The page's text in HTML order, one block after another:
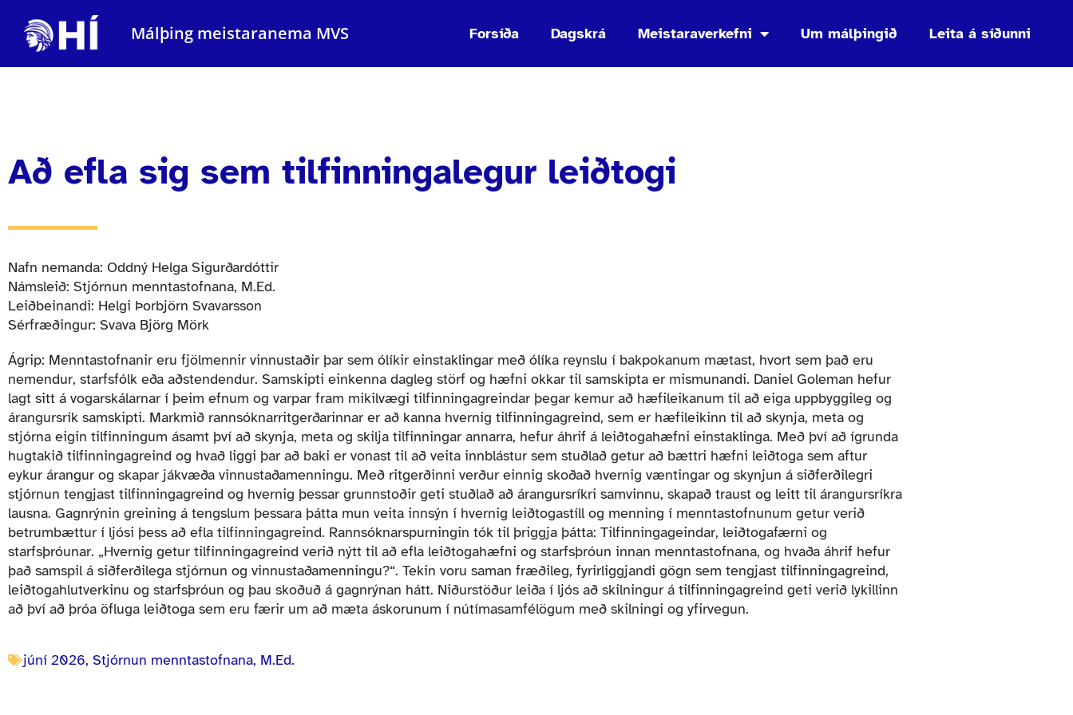
Málþing meistaranema MVS Forsíða Dagskrá Meistaraverkefni Um málþingið Leita á síðunni
Að efla sig sem tilfinningalegur leiðtogi
Nafn nemanda: Oddný Helga Sigurðardóttir
Námsleið: Stjórnun menntastofnana, M.Ed.
Leiðbeinandi: Helgi Þorbjörn Svavarsson
Sérfræðingur: Svava Björg Mörk
Ágrip: Menntastofnanir eru fjölmennir vinnustaðir þar sem ólíkir einstaklingar með ólíka reynslu í bakpokanum mætast, hvort sem það eru
nemendur, starfsfólk eða aðstendendur. Samskipti einkenna dagleg störf og hæfni okkar til samskipta er mismunandi. Daniel Goleman hefur
lagt sitt á vogarskálarnar í þeim efnum og varpar fram mikilvægi tilfinningagreindar þegar kemur að hæfileikanum til að eiga uppbyggileg og
árangursrík samskipti. Markmið rannsóknarritgerðarinnar er að kanna hvernig tilfinningagreind, sem er hæfileikinn til að skynja, meta og
stjórna eigin tilfinningum ásamt því að skynja, meta og skilja tilfinningar annarra, hefur áhrif á leiðtogahæfni einstaklinga. Með því að ígrunda
hugtakið tilfinningagreind og hvað liggi þar að baki er vonast til að veita innblástur sem stuðlað getur að bættri hæfni leiðtoga sem aftur
eykur árangur og skapar jákvæða vinnustaðamenningu. Með ritgerðinni verður einnig skoðað hvernig væntingar og skynjun á siðferðilegri
stjórnun tengjast tilfinningagreind og hvernig þessar grunnstoðir geti stuðlað að árangursríkri samvinnu, skapað traust og leitt til árangursríkra
lausna. Gagnrýnin greining á tengslum þessara þátta mun veita innsýn í hvernig leiðtogastíll og menning í menntastofnunum getur verið
betrumbættur í ljósi þess að efla tilfinningagreind. Rannsóknarspurningin tók til þriggja þátta: Tilfinningageindar, leiðtogafærni og
starfsþróunar. „Hvernig getur tilfinningagreind verið nýtt til að efla leiðtogahæfni og starfsþróun innan menntastofnana, og hvaða áhrif hefur
það samspil á siðferðilega stjórnun og vinnustaðamenningu?“. Tekin voru saman fræðileg, fyrirliggjandi gögn sem tengjast tilfinningagreind,
leiðtogahlutverkinu og starfsþróun og þau skoðuð á gagnrýnan hátt. Niðurstöður leiða í ljós að skilningur á tilfinningagreind geti verið lykillinn
að því að þróa öfluga leiðtoga sem eru færir um að mæta áskorunum í nútímasamfélögum með skilningi og yfirvegun.
júní 2026, Stjórnun menntastofnana, M.Ed.